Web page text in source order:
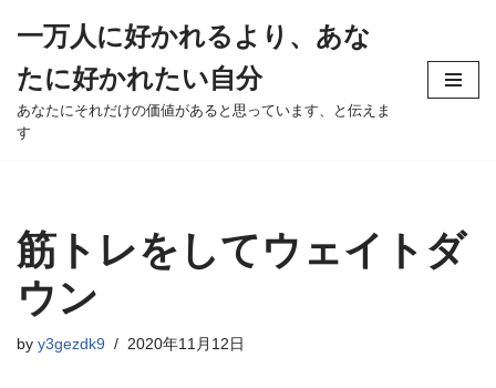
to
content
一万人に好かれるより、あな
たに好かれたい自分
あなたにそれだけの価値があると思っています、と伝えま
す
筋トレをしてウェイトダ
ウン
by y3gezdk9 2020年11月12日